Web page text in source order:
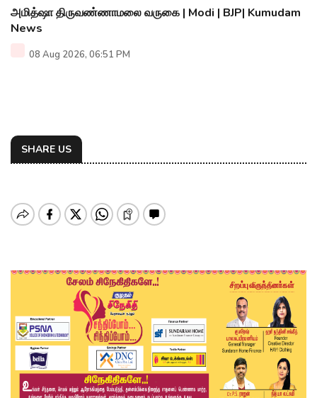
அமித்ஷா திருவண்ணாமலை வருகை | Modi | BJP| Kumudam
News
08 Aug 2026, 06:51 PM
SHARE US